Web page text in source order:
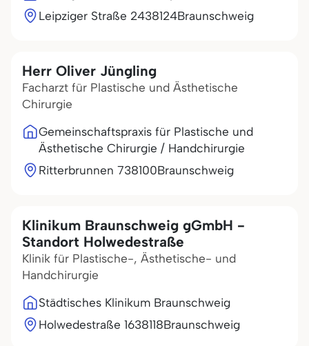
Leipziger Straße 2438124Braunschweig
Herr Oliver Jüngling
Facharzt für Plastische und Ästhetische
Chirurgie
Gemeinschaftspraxis für Plastische und
Ästhetische Chirurgie / Handchirurgie
Ritterbrunnen 738100Braunschweig
Klinikum Braunschweig gGmbH -
Standort Holwedestraße
Klinik für Plastische-, Ästhetische- und
Handchirurgie
Städtisches Klinikum Braunschweig
Holwedestraße 1638118Braunschweig